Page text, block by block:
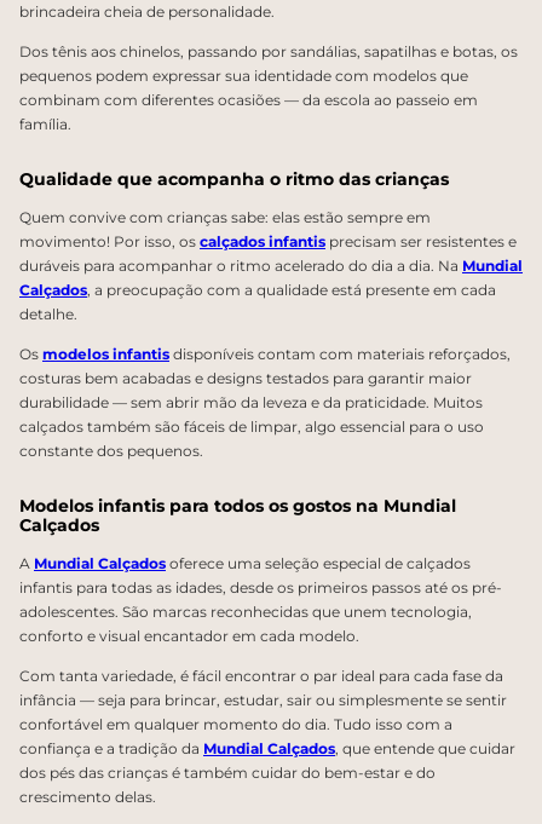
brincadeira cheia de personalidade.
Dos tênis aos chinelos, passando por sandálias, sapatilhas e botas, os
pequenos podem expressar sua identidade com modelos que
combinam com diferentes ocasiões — da escola ao passeio em
família.
Qualidade que acompanha o ritmo das crianças
Quem convive com crianças sabe: elas estão sempre em
movimento! Por isso, os calçados infantis precisam ser resistentes e
duráveis para acompanhar o ritmo acelerado do dia a dia. Na Mundial
Calçados, a preocupação com a qualidade está presente em cada
detalhe.
Os modelos infantis disponíveis contam com materiais reforçados,
costuras bem acabadas e designs testados para garantir maior
durabilidade — sem abrir mão da leveza e da praticidade. Muitos
calçados também são fáceis de limpar, algo essencial para o uso
constante dos pequenos.
Modelos infantis para todos os gostos na Mundial
Calçados
A Mundial Calçados oferece uma seleção especial de calçados
infantis para todas as idades, desde os primeiros passos até os pré-
adolescentes. São marcas reconhecidas que unem tecnologia,
conforto e visual encantador em cada modelo.
Com tanta variedade, é fácil encontrar o par ideal para cada fase da
infância — seja para brincar, estudar, sair ou simplesmente se sentir
confortável em qualquer momento do dia. Tudo isso com a
confiança e a tradição da Mundial Calçados, que entende que cuidar
dos pés das crianças é também cuidar do bem-estar e do
crescimento delas.